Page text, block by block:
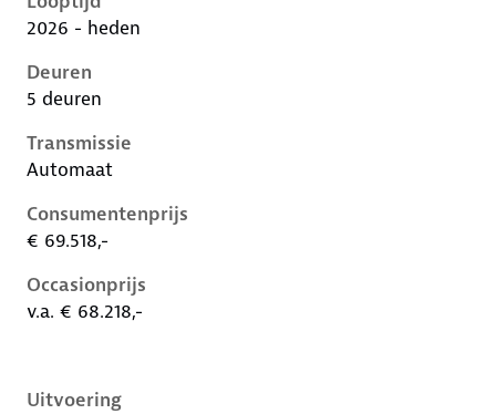
2026 - heden
Deuren
5 deuren
Transmissie
Automaat
Consumentenprijs
€ 69.518,-
Occasionprijs
v.a. € 68.218,-
Uitvoering